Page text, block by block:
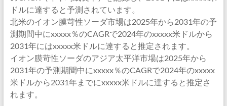
ドルに達すると予測されています。
北米のイオン膜苛性ソーダ市場は2025年から2031年の予
測期間中にxxxxx％のCAGRで2024年のxxxxx米ドルから
2031年にはxxxxx米ドルに達すると推定されます。
イオン膜苛性ソーダのアジア太平洋市場は2025年から
2031年の予測期間中にxxxxx％のCAGRで2024年のxxxxx
米ドルから2031年までにxxxxx米ドルに達すると推定さ
れます。